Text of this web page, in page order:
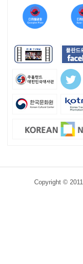
Copyright ©